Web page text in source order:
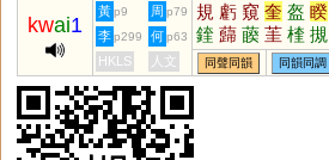
kwai1
黃 p9 周 p79 規 虧 窺 奎 盔 睽
鍷 蘬 藈 茥 楏 摫
瞡 槼 嫢
李 p299 何 p63
HKLS 人文 同聲同韻 同韻同調